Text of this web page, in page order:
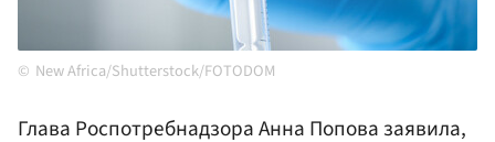
New Africa/Shutterstock/FOTODOM
Глава Роспотребнадзора Анна Попова заявила,